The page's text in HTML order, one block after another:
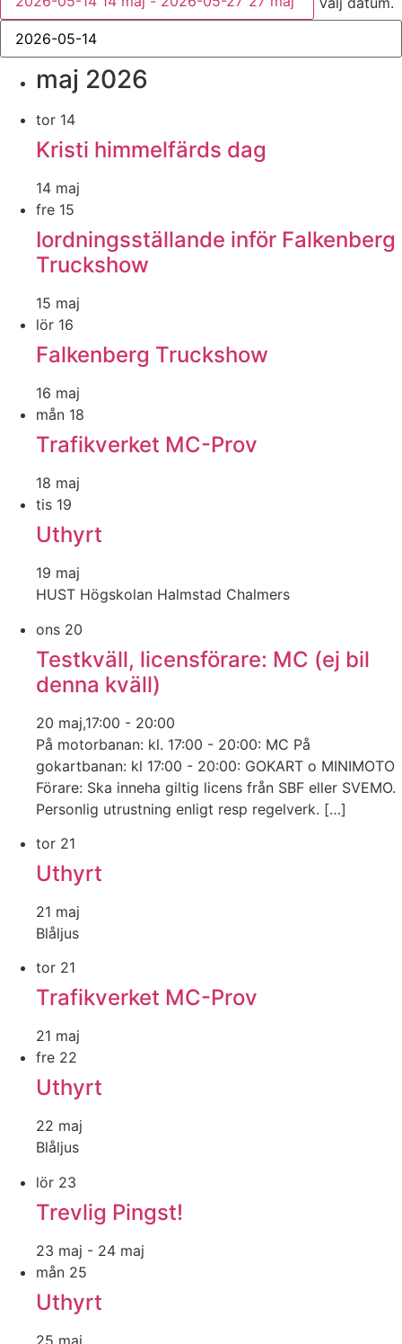
maj 2026
tor 14
Kristi himmelfärds dag
14 maj
fre 15
Iordningsställande inför Falkenberg
Truckshow
15 maj
lör 16
Falkenberg Truckshow
16 maj
mån 18
Trafikverket MC-Prov
18 maj
tis 19
Uthyrt
19 maj
HUST Högskolan Halmstad Chalmers
ons 20
Testkväll, licensförare: MC (ej bil
denna kväll)
20 maj,17:00 - 20:00
På motorbanan: kl. 17:00 - 20:00: MC På
gokartbanan: kl 17:00 - 20:00: GOKART o MINIMOTO
Förare: Ska inneha giltig licens från SBF eller SVEMO.
Personlig utrustning enligt resp regelverk. […]
tor 21
Uthyrt
21 maj
Blåljus
tor 21
Trafikverket MC-Prov
21 maj
fre 22
Uthyrt
22 maj
Blåljus
lör 23
Trevlig Pingst!
23 maj - 24 maj
mån 25
Uthyrt
25 maj